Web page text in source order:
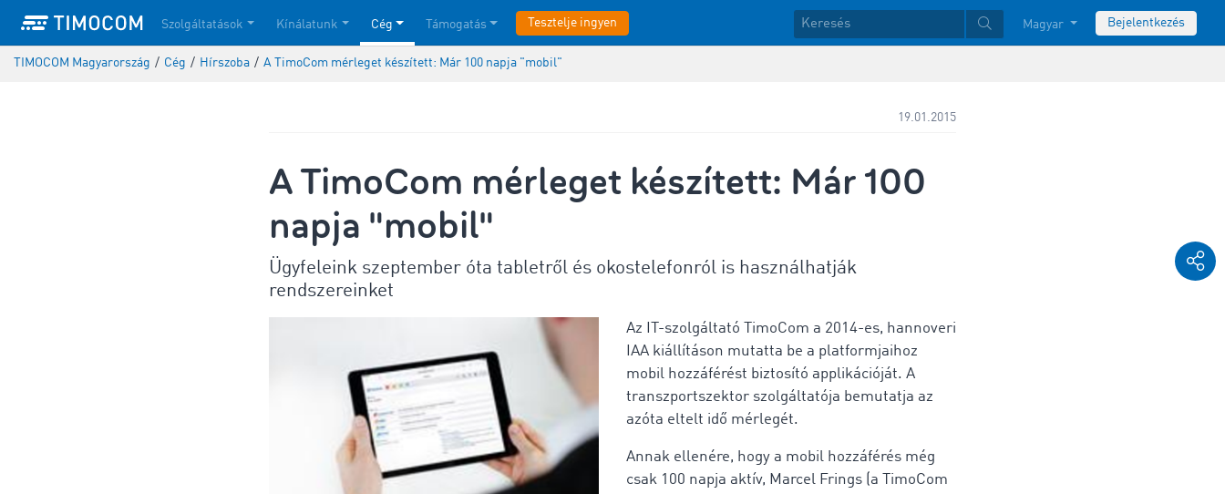
Szolgáltatások Kínálatunk Cég Támogatás Tesztelje ingyen Magyar Bejelentkezés
TIMOCOM Magyarország / Cég / Hírszoba / A TimoCom mérleget készített: Már 100 napja "mobil"
19.01.2015
A TimoCom mérleget készített: Már 100
napja "mobil"
Ügyfeleink szeptember óta tabletről és okostelefonról is használhatják
rendszereinket
Az IT-szolgáltató TimoCom a 2014-es, hannoveri
IAA kiállításon mutatta be a platformjaihoz
mobil hozzáférést biztosító applikációját. A
transzportszektor szolgáltatója bemutatja az
azóta eltelt idő mérlegét.
Annak ellenére, hogy a mobil hozzáférés még
csak 100 napja aktív, Marcel Frings (a TimoCom